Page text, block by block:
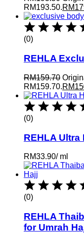
RM193.50.RM
(0)
REHLA
RM159.70
RM159.70.RM
(0)
REHLA
RM33.90/ml
(0)
REHLA
for Umrah